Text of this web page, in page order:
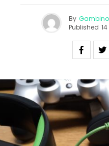
By Gambino
Published